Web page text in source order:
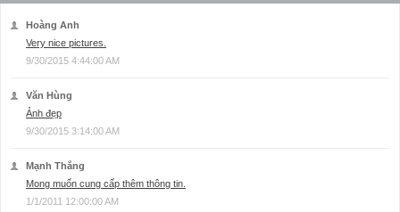
Hoàng Anh
Very nice pictures.
9/30/2015 4:44:00 AM
Văn Hùng
Ảnh đẹp
9/30/2015 3:14:00 AM
Mạnh Thắng
Mong muốn cung cấp thêm thông tin.
1/1/2011 12:00:00 AM